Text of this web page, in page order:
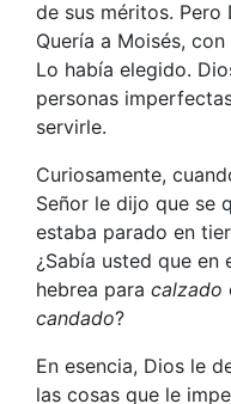
de sus méritos. Pero
Quería a Moisés,
Lo había elegido.
personas
servirle.
Curiosamente,
Señor le dijo que se
estaba parado en
¿Sabía usted que
hebrea para calzado
candado?
En esencia, Dios le
las cosas que le